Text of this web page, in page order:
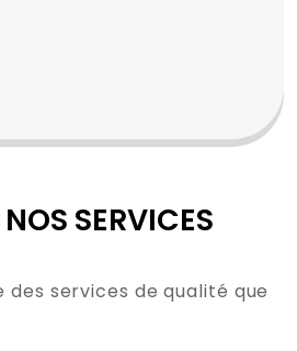
SERVICES
des services de qualité que